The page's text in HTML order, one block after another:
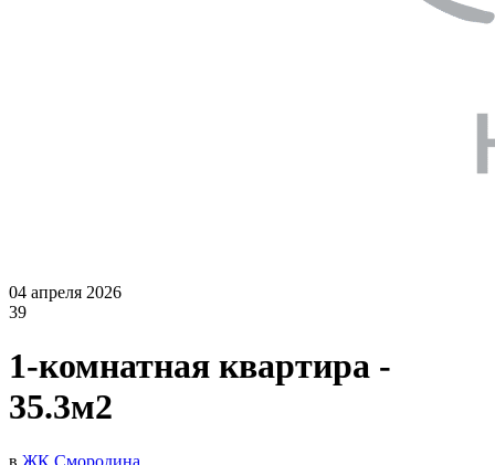
04 апреля 2026
39
1-комнатная квартира -
35.3м2
в ЖК Смородина